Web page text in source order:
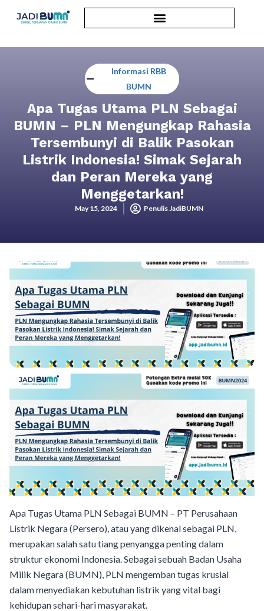
Informasi RBB
BUMN
Apa Tugas Utama PLN Sebagai
BUMN – PLN Mengungkap Rahasia
Tersembunyi di Balik Pasokan
Listrik Indonesia! Simak Sejarah
dan Peran Mereka yang
Menggetarkan!
May 15, 2024 Penulis JadiBUMN
Apa Tugas Utama PLN Sebagai BUMN – PT Perusahaan
Listrik Negara (Persero), atau yang dikenal sebagai PLN,
merupakan salah satu tiang penyangga penting dalam
struktur ekonomi Indonesia. Sebagai sebuah Badan Usaha
Milik Negara (BUMN), PLN mengemban tugas krusial
dalam menyediakan kebutuhan listrik yang vital bagi
kehidupan sehari-hari masyarakat.